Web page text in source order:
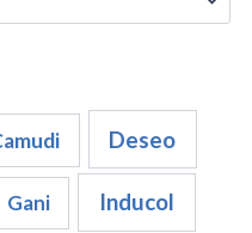
Deseo
Gani Inducol